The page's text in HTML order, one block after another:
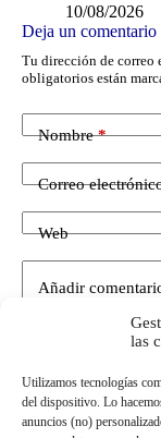
las
Utilizamos tecnologías
del dispositivo. Lo
anuncios (no)
10/08/2026
Deja un comentario
Tu dirección de correo
obligatorios están
Nombre*
Correo
Web
Añadir